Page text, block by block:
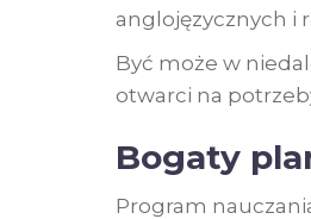
anglojęzycznych i
Być może w
otwarci na
Bogaty
Program